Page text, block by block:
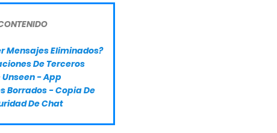
Mensajes Eliminados?
De Terceros
Unseen - App
Borrados - Copia De
De Chat